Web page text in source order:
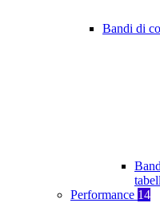
Bandi di
Performance 14